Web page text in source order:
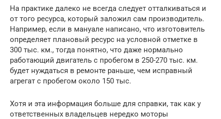
На практике далеко не всегда следует отталкиваться и
от того ресурса, который заложил сам производитель.
Например, если в мануале написано, что изготовитель
определяет плановый ресурс на условной отметке в
300 тыс. км., тогда понятно, что даже нормально
работающий двигатель с пробегом в 250-270 тыс. км.
будет нуждаться в ремонте раньше, чем исправный
агрегат с пробегом около 150 тыс.
Хотя и эта информация больше для справки, так как у
ответственных владельцев нередко моторы